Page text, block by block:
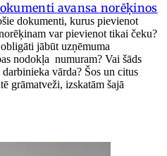
avansa norēķinos
dokumenti, kurus pievienot
var pievienot tikai čeku?
jābūt uzņēmuma
nodokļa numuram? Vai šāds
vārda? Šos un citus
grāmatveži, izskatām šajā